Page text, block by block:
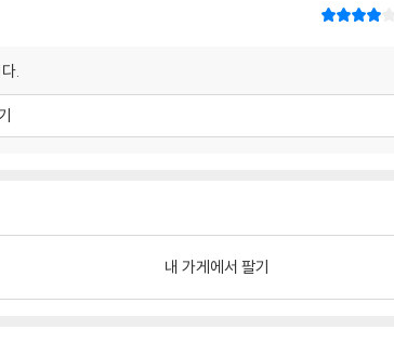
.
내 가게에서 팔기